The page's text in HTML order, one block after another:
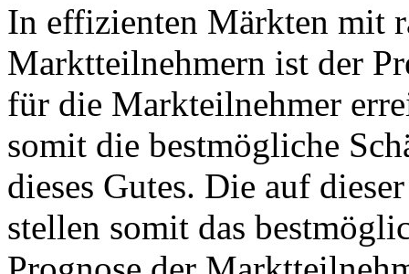
In effizienten Märkten mit
Marktteilnehmern ist der
für die Markteilnehmer
somit die bestmögliche
dieses Gutes. Die auf
stellen somit das